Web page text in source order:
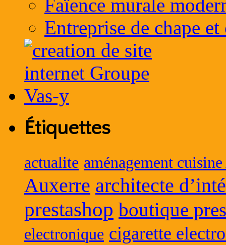
Faïence murale
Entreprise de chape
Étiquettes
actualite aménagement
Auxerre architecte
prestashop boutique
electronique cigarette